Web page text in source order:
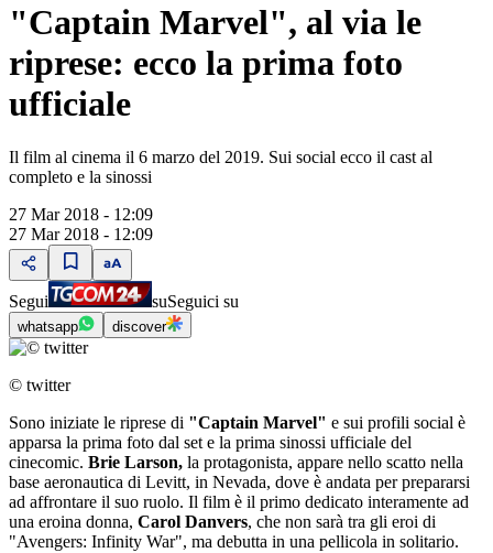
"Captain Marvel", al via le
riprese: ecco la prima foto
ufficiale
Il film al cinema il 6 marzo del 2019. Sui social ecco il cast al
completo e la sinossi
27 Mar 2018 - 12:09
27 Mar 2018 - 12:09
Segui suSeguici su
whatsapp discover
© twitter
Sono iniziate le riprese di "Captain Marvel" e sui profili social è
apparsa la prima foto dal set e la prima sinossi ufficiale del
cinecomic. Brie Larson, la protagonista, appare nello scatto nella
base aeronautica di Levitt, in Nevada, dove è andata per prepararsi
ad affrontare il suo ruolo. Il film è il primo dedicato interamente ad
una eroina donna, Carol Danvers, che non sarà tra gli eroi di
"Avengers: Infinity War", ma debutta in una pellicola in solitario.